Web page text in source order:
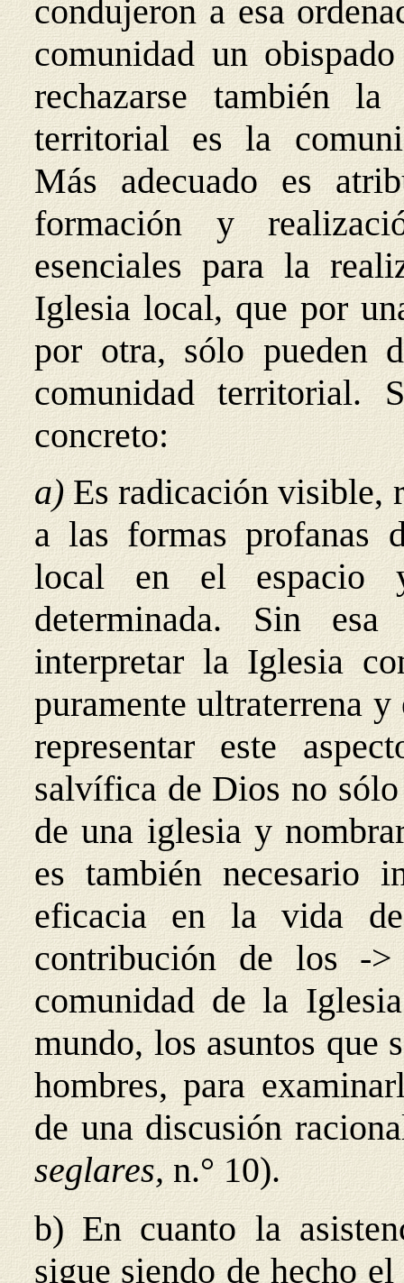
condujeron a esa
comunidad un
rechazarse también
territorial es la
Más adecuado es
formación y
esenciales para la
Iglesia local, que por
por otra, sólo pueden
comunidad territorial.
concreto:
a)Es radicación visible,
a las formas profanas
local en el espacio
determinada. Sin
interpretar la Iglesia
puramente ultraterrena
representar este
salvífica de Dios no
de una iglesia y
es también necesario
eficacia en la vida
contribución de los -
comunidad de la
mundo, los asuntos que
hombres, para
de una discusión
seglares,n.° 10).
b) En cuanto la
sigue siendo de hecho